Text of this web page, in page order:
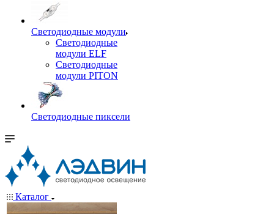
Светодиодные модули
Светодиодные
модули ELF
Светодиодные
модули PITON
Светодиодные пиксели
Каталог